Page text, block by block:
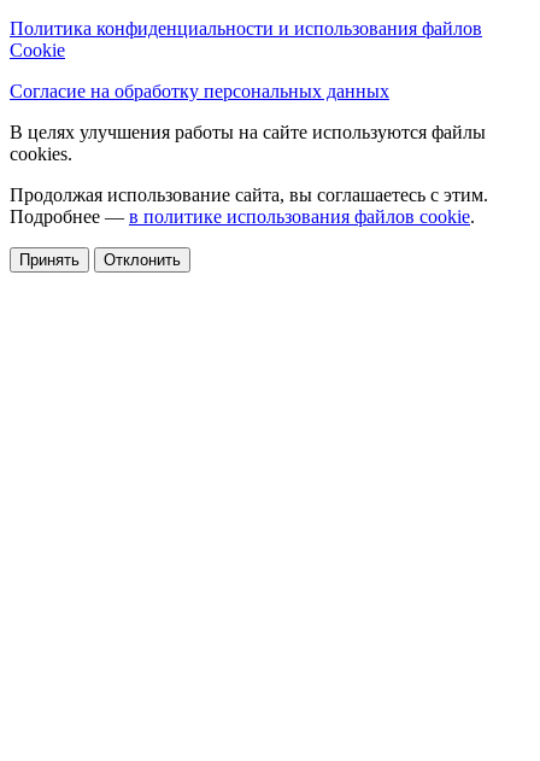
Политика конфиденциальности и использования файлов
Cookie
Согласие на обработку персональных данных
В целях улучшения работы на сайте используются файлы
cookies.
Продолжая использование сайта, вы соглашаетесь с этим.
Подробнее — в политике использования файлов cookie.
Принять Отклонить